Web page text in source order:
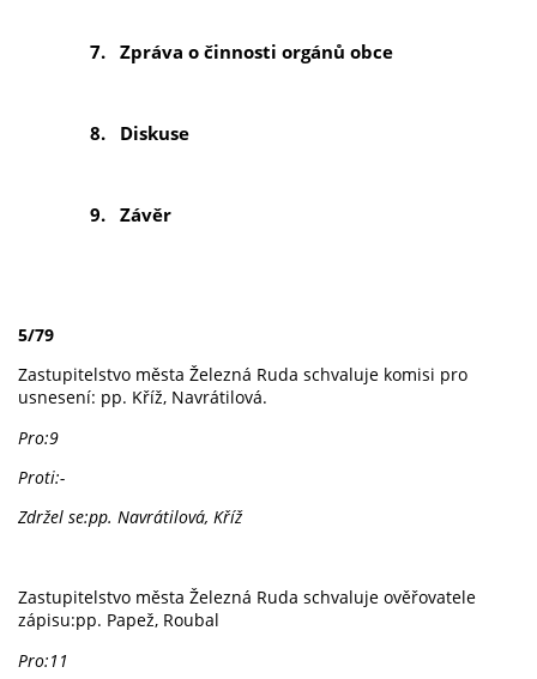
7. Zpráva o činnosti orgánů obce
8. Diskuse
9. Závěr
5/79
Zastupitelstvo města Železná Ruda schvaluje komisi pro
usnesení: pp. Kříž, Navrátilová.
Pro:9
Proti:-
Zdržel se:pp. Navrátilová, Kříž
Zastupitelstvo města Železná Ruda schvaluje ověřovatele
zápisu:pp. Papež, Roubal
Pro:11